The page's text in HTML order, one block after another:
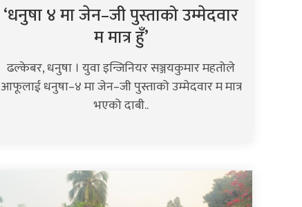
‘धनुषा ४ मा जेन–जी पुस्ताको उम्मेदवार
म मात्र हुँ’
ढल्केबर, धनुषा । युवा इन्जिनियर सञ्जयकुमार महतोले
आफूलाई धनुषा–४ मा जेन–जी पुस्ताको उम्मेदवार म मात्र
भएको दाबी..